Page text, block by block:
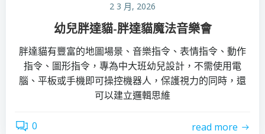
2 3 月, 2026
幼兒胖達貓-胖達貓魔法音樂會
胖達貓有豐富的地圖場景、音樂指令、表情指令、動作
指令、圖形指令，專為中大班幼兒設計，不需使用電
腦、平板或手機即可操控機器人，保護視力的同時，還
可以建立邏輯思維
0 read more